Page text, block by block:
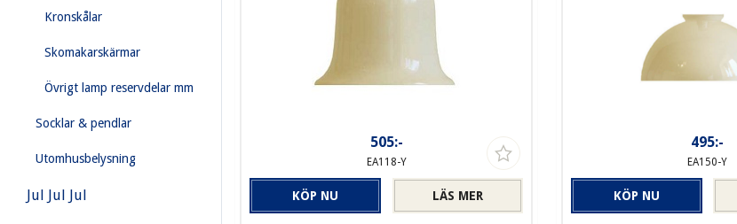
Kronskålar
Skomakarskärmar
Övrigt lamp reservdelar mm
Socklar & pendlar
Utomhusbelysning
Jul Jul Jul
505:-
EA118-Y
LÄS MER
KÖP NU
495:-
EA150-Y
KÖP NU